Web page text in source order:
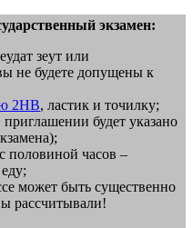
экзамен:
зеут или
не будете допущены к
2HB, ластик и точилку;
будет указано
половиной часов –
может быть существенно
рассчитывали!